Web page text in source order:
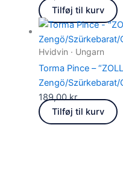
Tilføj til kurv
Hvidvin · Ungarn
Torma Pince –
Zengö/
189,00kr.
Tilføj til kurv